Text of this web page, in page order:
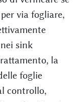
via fogliare,
sink
la
foglie
controllo,